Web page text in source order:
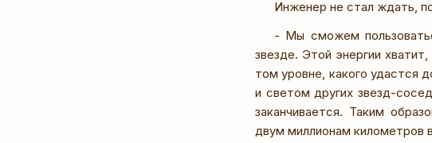
Инженер не стал ждать,
- Мы сможем
звезде. Этой энергии
том уровне, какого удастся
и светом других звезд-
заканчивается. Таким
двум миллионам километров